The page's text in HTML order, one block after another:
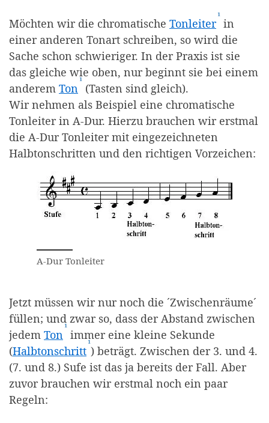
Möchten wir die chromatische Tonleiter(Affiliate-
¹ in
einer anderen Tonart schreiben, so wird die
Sache schon schwieriger. In der Praxis ist sie
das gleiche wie oben, nur beginnt sie bei einem
anderem Ton (Affiliate-Link)
¹ (Tasten sind gleich).
Wir nehmen als Beispiel eine chromatische
Tonleiter in A-Dur. Hierzu brauchen wir erstmal
die A-Dur Tonleiter mit eingezeichneten
Halbtonschritten und den richtigen Vorzeichen:
A-Dur Tonleiter
Jetzt müssen wir nur noch die ´Zwischenräume´
füllen; und zwar so, dass der Abstand zwischen
jedem Ton (Affiliate-Link)
¹ immer eine kleine Sekunde
(Halbtonschritt(Affiliate-Link)
¹) beträgt. Zwischen der 3. und 4.
(7. und 8.) Sufe ist das ja bereits der Fall. Aber
zuvor brauchen wir erstmal noch ein paar
Regeln: